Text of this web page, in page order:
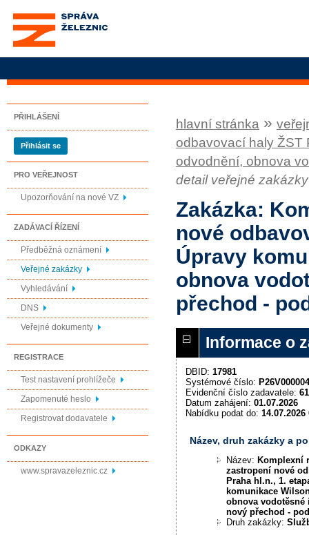
Správa železnic, státní
organizace
PŘIHLÁŠENÍ
Přihlásit se
PRO VEŘEJNOST
Upozorňování na nové VZ
ZADÁVACÍ ŘÍZENÍ
Předběžná oznámení
Veřejné zakázky
Vyhledávání
DNS
Veřejné dokumenty
REGISTRACE
Test nastavení prohlížeče
Zapomenuté heslo
Registrovat dodavatele
ODKAZY
www.spravazeleznic.cz
hlavní stránka »
odbavovací haly ŽST
odvodnění, obnova
detail veřejné zakázky
Zakázka:
nové
Úpravy
obnova
přechod -
Informace o
DBID: 17981
Systémové číslo:
Evidenční číslo zadavatele:
Datum zahájení: 01.07.2026
Nabídku podat do: 14.07.2026
Název, druh zakázky a
Název:Komplexní
zastropení nové
Praha hl.n., 1.
komunikace
obnova vodotěsné
nový přechod -
Druh zakázky: